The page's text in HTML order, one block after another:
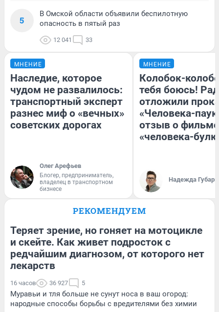
5
В Омской области объявили беспилотную
опасность в пятый раз
12 041 33
МНЕНИЕ
Наследие, которое
чудом не развалилось:
транспортный эксперт
разнес миф о «вечных»
советских дорогах
Олег Арефьев
Блогер, предприниматель,
владелец в транспортном
бизнесе
МНЕНИЕ
Колобок-
тебя боюсь!
отложили
«Человека-
отзыв о
«человека-
Надежда Губарь
РЕКОМЕНДУЕМ
Теряет зрение, но гоняет на мотоцикле
и скейте. Как живет подросток с
редчайшим диагнозом, от которого нет
лекарств
16 часов 36 927 5
Муравьи и тля больше не сунут носа в ваш огород:
народные способы борьбы с вредителями без химии